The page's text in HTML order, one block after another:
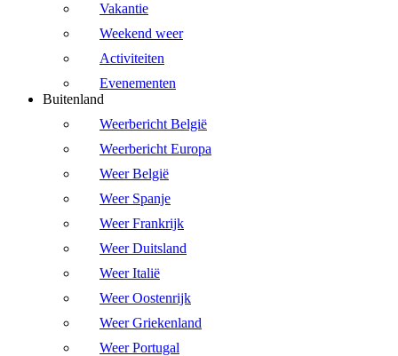
Vakantie
Weekend weer
Activiteiten
Evenementen
Buitenland
Weerbericht België
Weerbericht Europa
Weer België
Weer Spanje
Weer Frankrijk
Weer Duitsland
Weer Italië
Weer Oostenrijk
Weer Griekenland
Weer Portugal